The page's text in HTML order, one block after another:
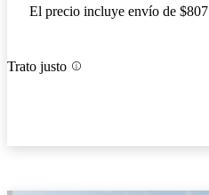
El precio incluye envío de $807
Trato justo